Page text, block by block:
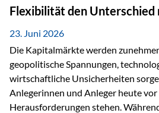
Option mehr, sondern eine
Der massive Aufwand hinter einem
Flexibilität den Unterschied
23. Juni 2026
Die Kapitalmärkte werden
geopolitische Spannungen,
wirtschaftliche Unsicherheiten
Anlegerinnen und Anleger heute vor
Herausforderungen stehen.